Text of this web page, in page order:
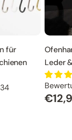
für
Leder